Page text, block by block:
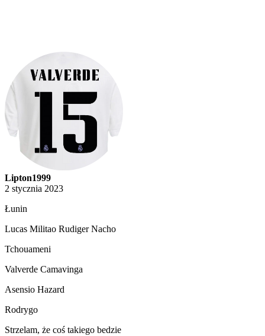
Lipton1999
2 stycznia 2023
Łunin
Lucas Militao Rudiger Nacho
Tchouameni
Valverde Camavinga
Asensio Hazard
Rodrygo
Strzelam, że coś takiego bedzie